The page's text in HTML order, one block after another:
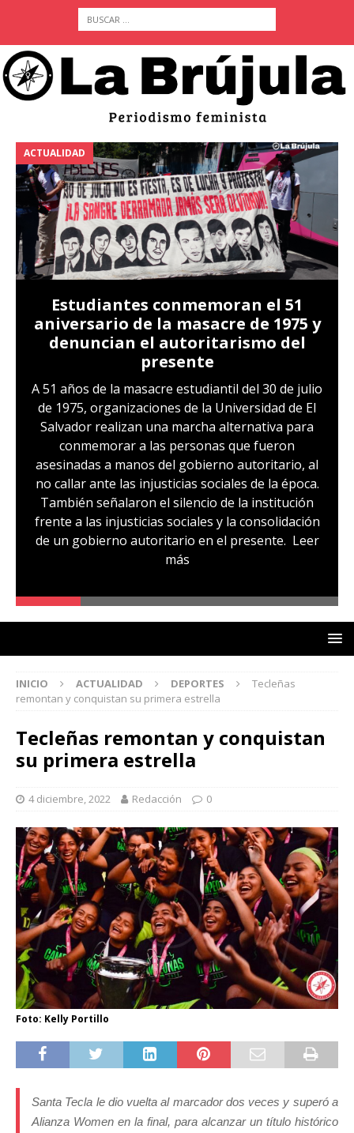
ACTUALIDAD
Estudiantes conmemoran el 51
aniversario de la masacre de 1975 y
denuncian el autoritarismo del
presente
A 51 años de la masacre estudiantil del 30 de julio
de 1975, organizaciones de la Universidad de El
Salvador realizan una marcha alternativa para
conmemorar a las personas que fueron
asesinadas a manos del gobierno autoritario, al
no callar ante las injusticias sociales de la época.
También señalaron el silencio de la institución
frente a las injusticias sociales y la consolidación
de un gobierno autoritario en el presente. Leer
más
INICIO ACTUALIDAD DEPORTES
Tecleñas
remontan y conquistan su primera estrella
Tecleñas remontan y conquistan
su primera estrella
4 diciembre, 2022 Redacción 0
Foto: Kelly Portillo
Santa Tecla le dio vuelta al marcador dos veces y superó a
Alianza Women en la final, para alcanzar un título histórico